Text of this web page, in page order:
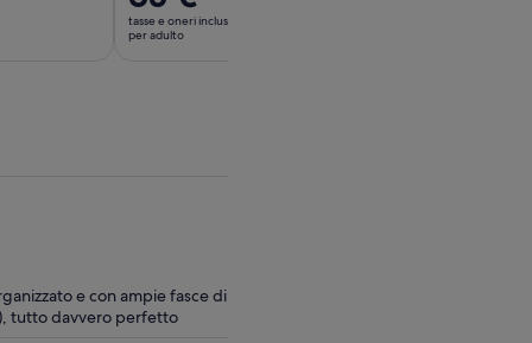
prezzo
è
tasse e oneri inclusi
per adulto
e con ampie fasce di
tutto davvero perfetto